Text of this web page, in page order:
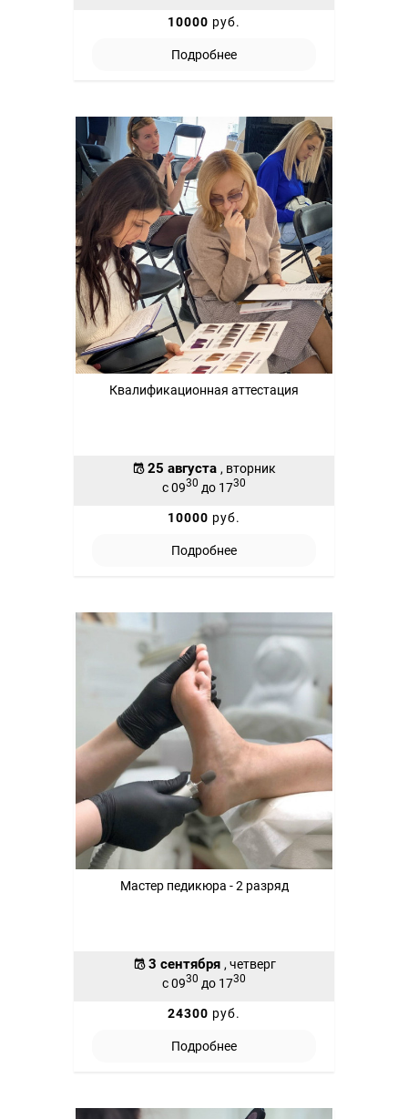
10000 руб.
Подробнее
Квалификационная аттестация
25 августа , вторник
с 0930 до 1730
10000 руб.
Подробнее
Мастер педикюра - 2 разряд
3 сентября , четверг
с 0930 до 1730
24300 руб.
Подробнее